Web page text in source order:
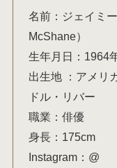
名前：ジェイミ
McShane）
生年月日：1964
出生地 ：アメリ
ドル・リバー
職業：俳優
身長：175cm
Instagram：@